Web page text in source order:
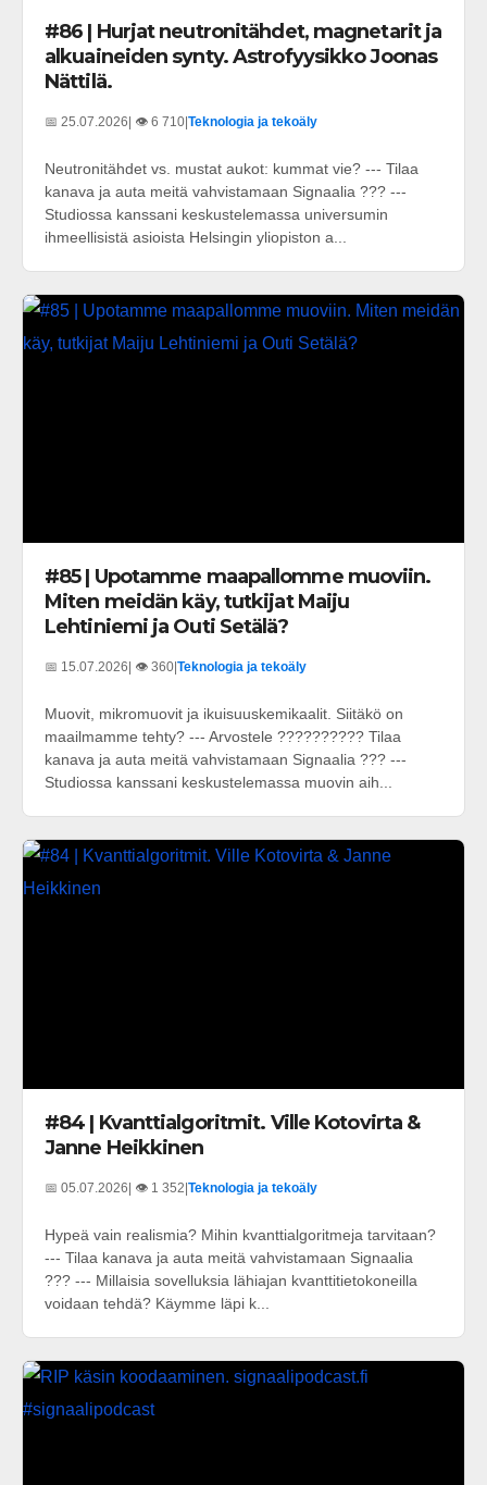
#86 | Hurjat neutronitähdet, magnetarit ja
alkuaineiden synty. Astrofyysikko Joonas
Nättilä.
📅 25.07.2026| 👁️ 6 710|Teknologia ja tekoäly
Neutronitähdet vs. mustat aukot: kummat vie? --- Tilaa
kanava ja auta meitä vahvistamaan Signaalia ??? ---
Studiossa kanssani keskustelemassa universumin
ihmeellisistä asioista Helsingin yliopiston a...
#85 | Upotamme maapallomme muoviin.
Miten meidän käy, tutkijat Maiju
Lehtiniemi ja Outi Setälä?
📅 15.07.2026 | 👁️ 360 Teknologia ja tekoäly
Muovit, mikromuovit ja ikuisuuskemikaalit. Siitäkö on
maailmamme tehty? --- Arvostele ?????????? Tilaa
kanava ja auta meitä vahvistamaan Signaalia ??? ---
Studiossa kanssani keskustelemassa muovin aih...
#84 | Kvanttialgoritmit. Ville Kotovirta &
Janne Heikkinen
📅 05.07.2026| 👁️ 1 352|Teknologia ja tekoäly
Hypeä vain realismia? Mihin kvanttialgoritmeja tarvitaan?
--- Tilaa kanava ja auta meitä vahvistamaan Signaalia
??? --- Millaisia sovelluksia lähiajan kvanttitietokoneilla
voidaan tehdä? Käymme läpi k...